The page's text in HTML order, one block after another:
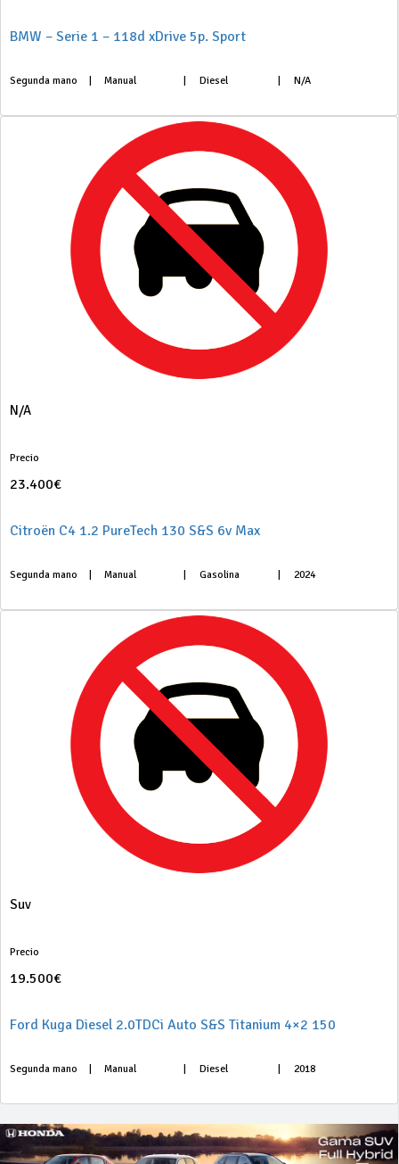
BMW – Serie 1 – 118d xDrive 5p. Sport
Segunda mano Manual Diesel N/A
N/A
Precio
23.400€
Citroën C4 1.2 PureTech 130 S&S 6v Max
Segunda mano Manual Gasolina 2024
Suv
Precio
19.500€
Ford Kuga Diesel 2.0TDCi Auto S&S Titanium 4×2 150
Segunda mano Manual Diesel 2018